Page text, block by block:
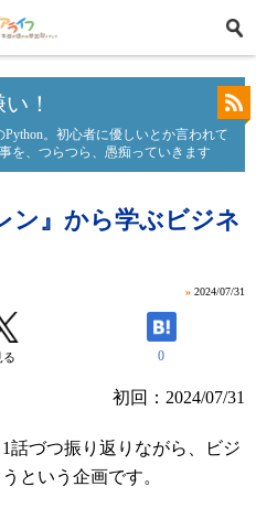
！
。初心者に優しいとか言われて
を、つらつら、愚痴っていきます
ン』から学ぶビジネ
» 2024/07/31
る 0
初回：2024/07/31
づつ振り返りながら、ビジ
という企画です。